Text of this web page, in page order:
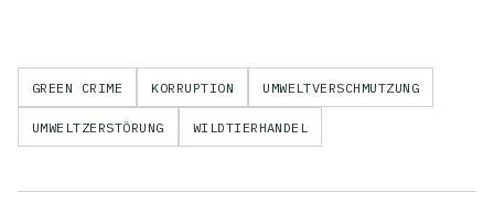
GREEN CRIME KORRUPTION UMWELTVERSCHMUTZUNG
UMWELTZERSTÖRUNG WILDTIERHANDEL